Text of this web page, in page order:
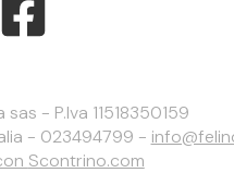
- P.Iva 11518350159
- 023494799 -
Scontrino.com